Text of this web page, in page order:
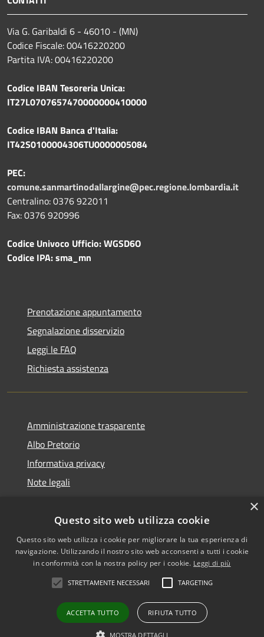
Via G. Garibaldi 6 - 46010 - (MN)
Codice Fiscale: 00416220200
Partita IVA: 00416220200
Codice IBAN Tesoreria Unica:
IT27L0707657470000000410000
Codice IBAN Banca d'Italia:
IT42S0100004306TU0000005084
PEC:
comune.sanmartinodallargine@pec.regione.lombardia.it
Centralino: 0376 922011
Fax: 0376 920996
Codice Univoco Ufficio: WGSD6O
Codice IPA: sma_mn
Prenotazione appuntamento
Segnalazione disservizio
Leggi le FAQ
Richiesta assistenza
Amministrazione trasparente
Albo Pretorio
Informativa privacy
Note legali
Accessibilità
Mappa del sito
Obiettivi di accessibilità
Copyright © 2026 • Comune di
Powered byMunicipium
Accesso redazione
×
Questo sito web utilizza cookie
Questo sito web utilizza i cookie per migliorare la tua esperienza di
navigazione. Utilizzando il nostro sito web acconsenti a tutti i cookie
in conformità con la nostra policy per i cookie. Leggi di più
STRETTAMENTE NECESSARI TARGETING
ACCETTA TUTTO RIFIUTA TUTTO
MOSTRA DETTAGLI